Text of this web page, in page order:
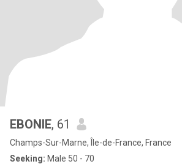
EBONIE, 61
Champs-Sur-Marne, Île-de-France, France
Seeking: Male 50 - 70